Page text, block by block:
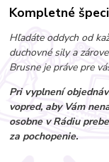
Kompletné
Hľadáte oddych od
duchovné sily a
Brusne je práve pre
Pri vyplnení
vopred, aby Vám
osobne v Rádiu
za pochopenie.